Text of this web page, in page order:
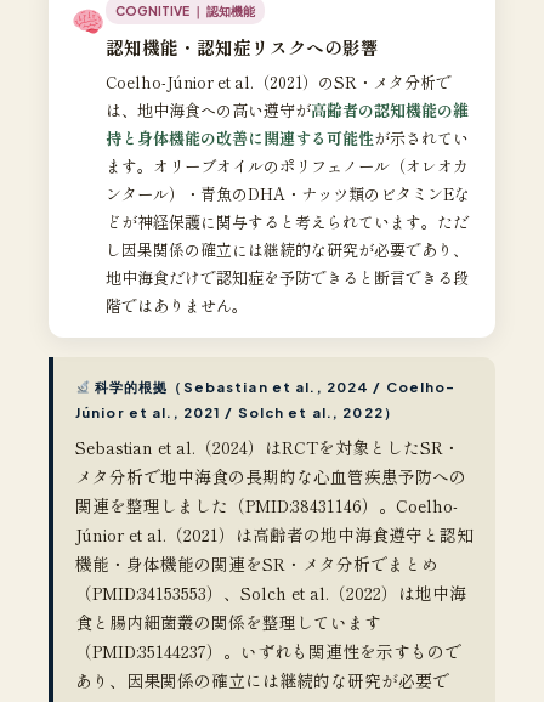
COGNITIVE ｜ 認知機能
認知機能・認知症リスクへの影響
Coelho-Júnior et al.（2021）のSR・メタ分析で
は、地中海食への高い遵守が高齢者の認知機能の維
持と身体機能の改善に関連する可能性が示されてい
ます。オリーブオイルのポリフェノール（オレオカ
ンタール）・青魚のDHA・ナッツ類のビタミンEな
どが神経保護に関与すると考えられています。ただ
し因果関係の確立には継続的な研究が必要であり、
地中海食だけで認知症を予防できると断言できる段
階ではありません。
科学的根拠（Sebastian et al., 2024 / Coelho-
Júnior et al., 2021 / Solch et al., 2022）
Sebastian et al.（2024）はRCTを対象としたSR・
メタ分析で地中海食の長期的な心血管疾患予防への
関連を整理しました（PMID:38431146）。Coelho-
Júnior et al.（2021）は高齢者の地中海食遵守と認知
機能・身体機能の関連をSR・メタ分析でまとめ
（PMID:34153553）、Solch et al.（2022）は地中海
食と腸内細菌叢の関係を整理しています
（PMID:35144237）。いずれも関連性を示すもので
あり、因果関係の確立には継続的な研究が必要で